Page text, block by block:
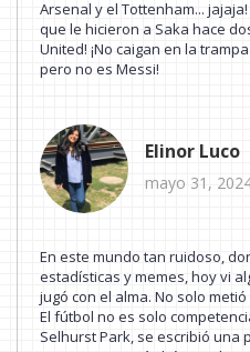
Arsenal y el Tottenham...
que le hicieron a Saka hace
United! ¡No caigan en la
pero no es Messi!
Elinor Luco
mayo 31,
En este mundo tan ruidoso,
estadísticas y memes, hoy vi
jugó con el alma. No solo
El fútbol no es solo
Selhurst Park, se escribió una